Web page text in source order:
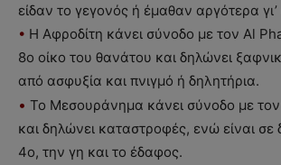
είδαν το γεγονός ή έμαθαν αργότερα
• Η Αφροδίτη κάνει σύνοδο με τον Al
8ο οίκο του θανάτου και δηλώνει
από ασφυξία και πνιγμό ή δηλητήρια.
• Το Μεσουράνημα κάνει σύνοδο με
και δηλώνει καταστροφές, ενώ είναι σε
4ο, την γη και το έδαφος.